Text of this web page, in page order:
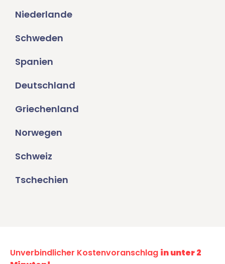
Niederlande
Schweden
Spanien
Deutschland
Griechenland
Norwegen
Schweiz
Tschechien
Unverbindlicher Kostenvoranschlag in unter 2